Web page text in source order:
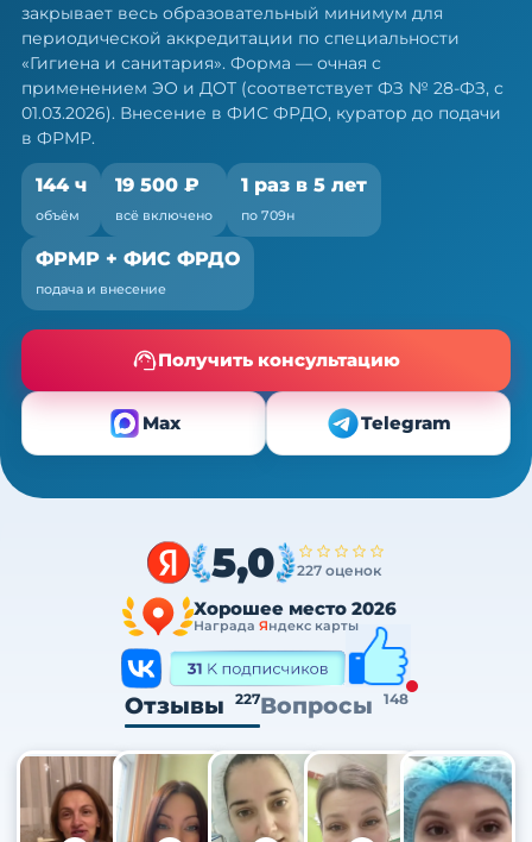
Один курс закрывает весь минимум портфолио
— по 709н и ФЗ № 28-ФЗ
закрывает весь образовательный минимум для
периодической аккредитации по специальности
«Гигиена и санитария». Форма — очная с
применением ЭО и ДОТ (соответствует ФЗ № 28-ФЗ, с
01.03.2026). Внесение в ФИС ФРДО, куратор до подачи
в ФРМР.
144 ч
объём
19 500 ₽
всё включено
1 раз в 5 лет
по 709н
ФРМР + ФИС ФРДО
подача и внесение
Получить консультацию
Max Telegram
5,0 227 оценок
Хорошее место 2026
Награда Яндекс карты
Отзывы 227Вопросы 148